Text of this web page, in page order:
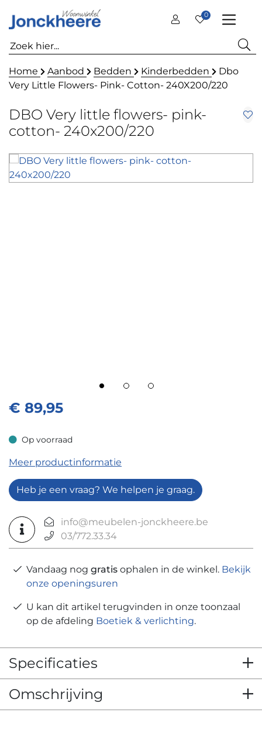
0
Home Aanbod Bedden Kinderbedden
Dbo
Very Little Flowers- Pink- Cotton- 240X200/220
DBO Very little flowers- pink-
cotton- 240x200/220
€ 89,95
Op voorraad
Op voorraad
Meer productinformatie
Heb je een vraag? We helpen je graag.
info@meubelen-jonckheere.be
03/772.33.34
Vandaag nog gratis ophalen in de winkel. Bekijk
onze openingsuren
U kan dit artikel terugvinden in onze toonzaal
op de afdeling Boetiek & verlichting.
Specificaties
Omschrijving